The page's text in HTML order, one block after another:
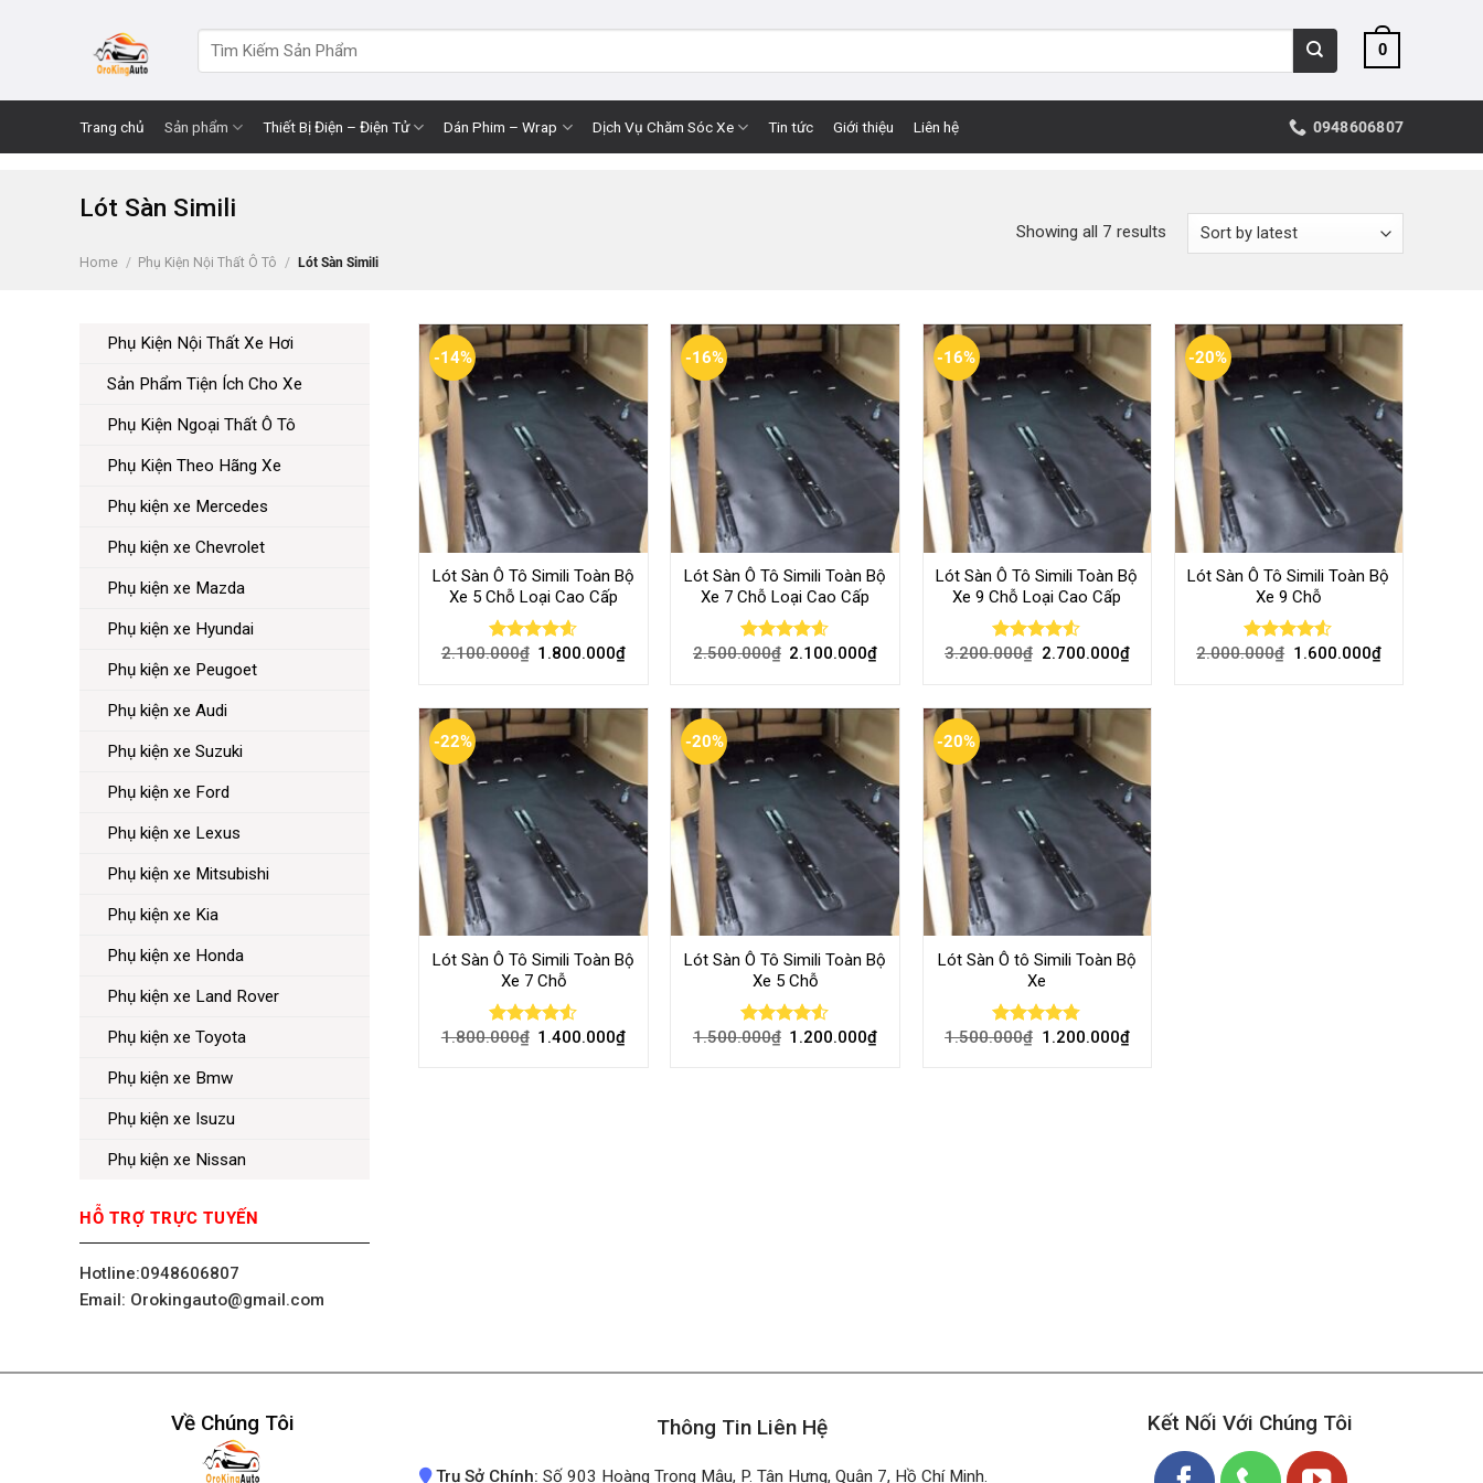
for:
0
Trang chủ Sản phẩm Thiết Bị Điện – Điện Tử Dán Phim – Wrap Dịch Vụ Chăm Sóc Xe Tin tức Giới thiệu Liên hệ 0948606807
Lót Sàn Simili
Home / Phụ Kiện Nội Thất Ô Tô / Lót Sàn Simili
Showing all 7 results
Phụ Kiện Nội Thất Xe Hơi
Sản Phẩm Tiện Ích Cho Xe
Phụ Kiện Ngoại Thất Ô Tô
Phụ Kiện Theo Hãng Xe
Phụ kiện xe Mercedes
Phụ kiện xe Chevrolet
Phụ kiện xe Mazda
Phụ kiện xe Hyundai
Phụ kiện xe Peugoet
Phụ kiện xe Audi
Phụ kiện xe Suzuki
Phụ kiện xe Ford
Phụ kiện xe Lexus
Phụ kiện xe Mitsubishi
Phụ kiện xe Kia
Phụ kiện xe Honda
Phụ kiện xe Land Rover
Phụ kiện xe Toyota
Phụ kiện xe Bmw
Phụ kiện xe Isuzu
Phụ kiện xe Nissan
HỖ TRỢ TRỰC TUYẾN
Hotline:0948606807
Email: Orokingauto@gmail.com
-14%
Lót Sàn Ô Tô Simili Toàn Bộ
Xe 5 Chỗ Loại Cao Cấp
Rated4.56
2.100.000₫ 1.800.000₫
-16%
Lót Sàn Ô Tô Simili Toàn Bộ
Xe 7 Chỗ Loại Cao Cấp
Rated4.56
2.500.000₫ 2.100.000₫
-16%
Lót Sàn Ô Tô Simili Toàn Bộ
Xe 9 Chỗ Loại Cao Cấp
Rated
3.200.000₫ 2.700.000₫
-20%
Lót Sàn Ô Tô Simili Toàn Bộ
Xe 9 Chỗ
Rated
2.000.000₫ 1.600.000₫
-22%
Lót Sàn Ô Tô Simili Toàn Bộ
Xe 7 Chỗ
Rated
1.800.000₫ 1.400.000₫
-20%
Lót Sàn Ô Tô Simili Toàn Bộ
Xe 5 Chỗ
Rated
1.500.000₫ 1.200.000₫
-20%
Lót Sàn Ô tô Simili Toàn Bộ
Xe
Rated 4.73
1.500.000₫ 1.200.000₫
Về Chúng Tôi Thông Tin Liên Hệ
Trụ Sở Chính: Số 903 Hoàng Trọng Mậu, P. Tân Hưng, Quận 7, Hồ Chí Minh.
Kết Nối Với Chúng Tôi